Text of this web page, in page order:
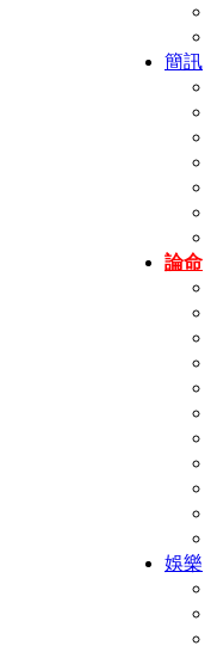
簡訊
論命
娛樂